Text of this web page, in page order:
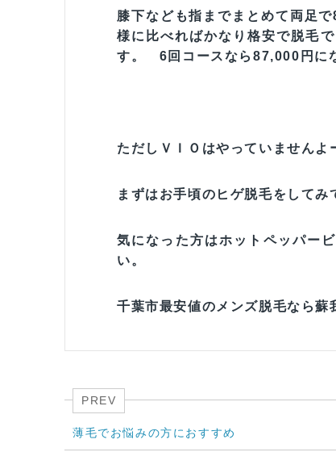
膝下なども指までまとめて両足
様に比べればかなり格安で脱毛で
す。 6回コースなら87,000円に
ただしＶＩＯはやっていません
まずはお手頃のヒゲ脱毛をして
気になった方はホットペッパー
い。
千葉市最安値のメンズ脱毛なら
PREV
薄毛でお悩みの方におすすめ